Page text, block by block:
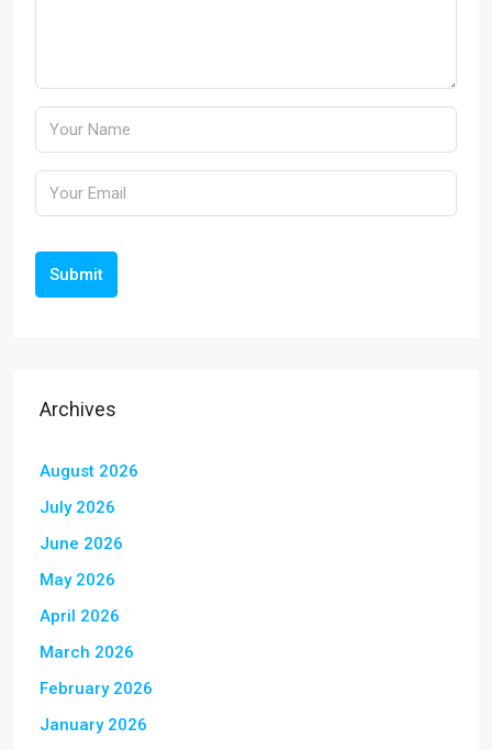
Submit
Archives
August 2026
July 2026
June 2026
May 2026
April 2026
March 2026
February 2026
January 2026